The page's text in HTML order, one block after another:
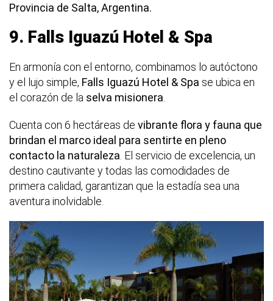
Provincia de Salta, Argentina.
9. Falls Iguazú Hotel & Spa
En armonía con el entorno, combinamos lo autóctono
y el lujo simple, Falls Iguazú Hotel & Spa se ubica en
el corazón de la selva misionera
Cuenta con 6 hectáreas de vibrante flora y fauna que
brindan el marco ideal para sentirte en pleno
contacto la naturaleza . El servicio de excelencia, un
destino cautivante y todas las comodidades de
primera calidad, garantizan que la estadía sea una
aventura inolvidable.